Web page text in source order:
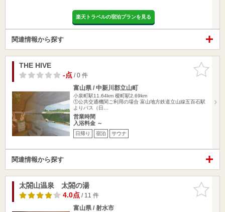
楽天トラベルの宿泊プランを見る
関連情報から探す
お気に入
りに追加
THE HIVE
-点/ 0 件
富山県 / 中新川郡立山町
小泉町駅11.64km 榎町駅2.69km
①公共交通機関ご利用の場合 富山地方鉄道立山線五百石駅
よりバス（日…
営業時間
入浴料金 ～
日帰り 宿泊 サウナ
関連情報から探す
お気に入
りに追加
太閤山温泉 太閤の湯
4.0点/ 11 件
富山県 / 射水市